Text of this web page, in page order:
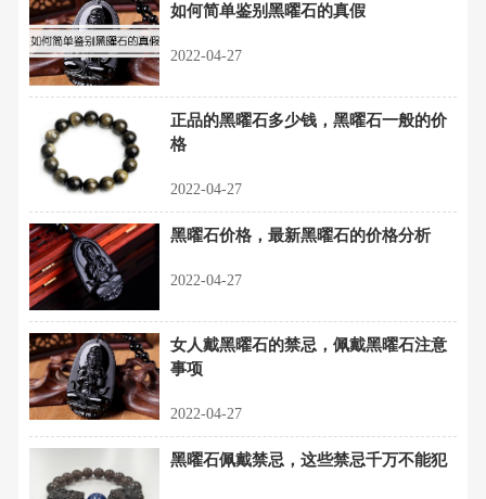
如何简单鉴别黑曜石的真假
2022-04-27
正品的黑曜石多少钱，黑曜石一般的价
格
2022-04-27
黑曜石价格，最新黑曜石的价格分析
2022-04-27
女人戴黑曜石的禁忌，佩戴黑曜石注意
事项
2022-04-27
黑曜石佩戴禁忌，这些禁忌千万不能犯